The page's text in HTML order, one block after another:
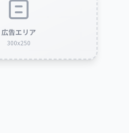
広告エリア
300x250